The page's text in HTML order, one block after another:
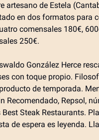
artesano de Estela
en dos formatos para
comensales 180€,
250€.
González Herce
con toque propio.
de temporada.
Recomendado, Repsol,
Best Steak Restaurants.
de espera es leyenda.